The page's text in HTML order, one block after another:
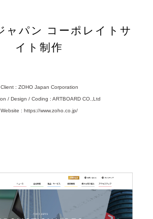
ャパン コーポレイトサ
イト制作
Client : ZOHO Japan Corporation
/ Design / Coding : ARTBOARD CO.,Ltd
Website : https://www.zoho.co.jp/